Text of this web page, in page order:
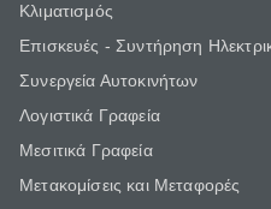
Κλιματισμός
Επισκευές - Συντήρηση
Συνεργεία Αυτοκινήτων
Λογιστικά Γραφεία
Μεσιτικά Γραφεία
Μετακομίσεις και Μεταφορές